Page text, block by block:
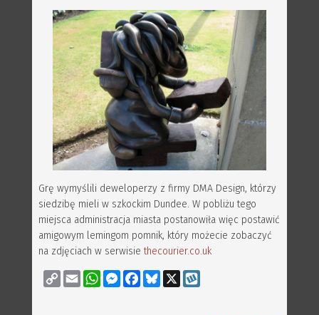
Grę wymyślili deweloperzy z firmy DMA Design, którzy
siedzibę mieli w szkockim Dundee. W pobliżu tego
miejsca administracja miasta postanowiła więc postawić
amigowym lemingom pomnik, który możecie zobaczyć
na zdjęciach w serwisiethecourier.co.uk
Copy
Link
Email WhatsAppMessenger
FacebookBluesky